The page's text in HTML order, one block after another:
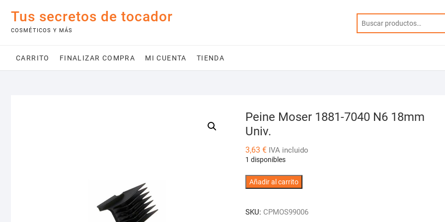
contenido
Tus secretos de tocador
COSMÉTICOS Y MÁS
CARRITO FINALIZAR COMPRA MI CUENTA TIENDA
Peine Moser 1881-7040 N6 18mm
Univ.
3,63 € IVA incluido
1 disponibles
Peine
7040
Añadir al carrito
SKU: CPMOS99006